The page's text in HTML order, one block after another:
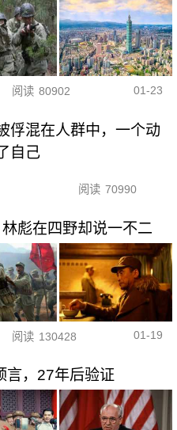
阅读 80902 01-23
俘混在人群中，一个动
自己
阅读 70990
彪在四野却说一不二
阅读 130428 01-19
言，27年后验证